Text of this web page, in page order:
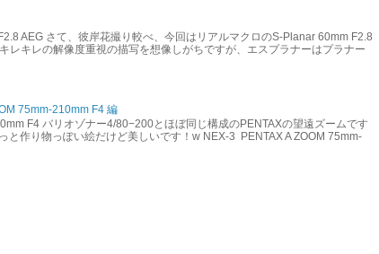
AEG さて、彼岸花撮り較べ、今回はリアルマクロのS-Planar 60mm F2.8
レキレの解像度重視の描写を想像しがちですが、エスプラナーはプラナー
75mm-210mm F4 編
F4 バリオゾナー4/80−200とほぼ同じ構成のPENTAXの望遠ズームです
と作り物っぽい絵だけど美しいです！w NEX-3 PENTAX A ZOOM 75mm-